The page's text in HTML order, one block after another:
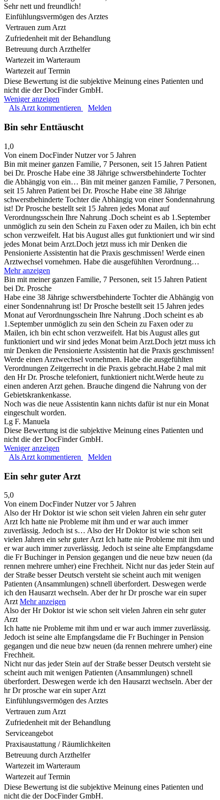
Sehr nett und freundlich!
Einfühlungsvermögen des Arztes
Vertrauen zum Arzt
Zufriedenheit mit der Behandlung
Betreuung durch Arzthelfer
Wartezeit im Warteraum
Wartezeit auf Termin
Diese Bewertung ist die subjektive Meinung eines Patienten und
nicht die der DocFinder GmbH.
Weniger anzeigen
Als Arzt kommentieren
Melden
Bin sehr Enttäuscht
1,0
Von einem DocFinder Nutzervor 5 Jahren
Bin mit meiner ganzen Familie, 7 Personen, seit 15 Jahren Patient
bei Dr. Prosche Habe eine 38 Jährige schwerstbehinderte Tochter
die Abhängig von ein… Bin mit meiner ganzen Familie, 7 Personen,
seit 15 Jahren Patient bei Dr. Prosche Habe eine 38 Jährige
schwerstbehinderte Tochter die Abhängig von einer Sondennahrung
ist! Dr Prosche bestellt seit 15 Jahren jedes Monat auf
Verordnungsschein Ihre Nahrung .Doch scheint es ab 1.September
unmöglich zu sein den Schein zu Faxen oder zu Mailen, ich bin echt
schon verzweifelt. Hat bis August alles gut funktioniert und wir sind
jedes Monat beim Arzt.Doch jetzt muss ich mir Denken die
Pensionierte Assistentin hat die Praxis geschmissen! Werde einen
Arztwechsel vornehmen. Habe die ausgefühlten Verordnung…
Mehr anzeigen
Bin mit meiner ganzen Familie, 7 Personen, seit 15 Jahren Patient
bei Dr. Prosche
Habe eine 38 Jährige schwerstbehinderte Tochter die Abhängig von
einer Sondennahrung ist! Dr Prosche bestellt seit 15 Jahren jedes
Monat auf Verordnungsschein Ihre Nahrung .Doch scheint es ab
1.September unmöglich zu sein den Schein zu Faxen oder zu
Mailen, ich bin echt schon verzweifelt. Hat bis August alles gut
funktioniert und wir sind jedes Monat beim Arzt.Doch jetzt muss ich
mir Denken die Pensionierte Assistentin hat die Praxis geschmissen!
Werde einen Arztwechsel vornehmen. Habe die ausgefühlten
Verordnungen Zeitgerrecht in die Praxis gebracht.Habe 2 mal mit
den Hr Dr. Prosche telefoniert, funktioniert nicht.Werde heute zu
einen anderen Arzt gehen. Brauche dingend die Nahrung von der
Gebietskrankenkasse.
Noch was die neue Assistentin kann nichts dafür ist nur ein Monat
eingeschult worden.
Lg F. Manuela
Diese Bewertung ist die subjektive Meinung eines Patienten und
nicht die der DocFinder GmbH.
Weniger anzeigen
Als Arzt kommentieren
Melden
Ein sehr guter Arzt
5,0
Von einem DocFinder Nutzervor 5 Jahren
Also der Hr Doktor ist wie schon seit vielen Jahren ein sehr guter
Arzt Ich hatte nie Probleme mit ihm und er war auch immer
zuverlässig. Jedoch ist s… Also der Hr Doktor ist wie schon seit
vielen Jahren ein sehr guter Arzt Ich hatte nie Probleme mit ihm und
er war auch immer zuverlässig. Jedoch ist seine alte Empfangsdame
die Fr Buchinger in Pension gegangen und die neue bzw neuen (da
rennen mehrere umher) eine Frechheit. Nicht nur das jeder Stein auf
der Straße besser Deutsch versteht sie scheint auch mit wenigen
Patienten (Ansammlungen) schnell überfordert. Deswegen werde
ich den Hausarzt wechseln. Aber der hr Dr prosche war ein super
Arzt Mehr anzeigen
Also der Hr Doktor ist wie schon seit vielen Jahren ein sehr guter
Arzt
Ich hatte nie Probleme mit ihm und er war auch immer zuverlässig.
Jedoch ist seine alte Empfangsdame die Fr Buchinger in Pension
gegangen und die neue bzw neuen (da rennen mehrere umher) eine
Frechheit.
Nicht nur das jeder Stein auf der Straße besser Deutsch versteht sie
scheint auch mit wenigen Patienten (Ansammlungen) schnell
überfordert. Deswegen werde ich den Hausarzt wechseln. Aber der
hr Dr prosche war ein super Arzt
Einfühlungsvermögen des Arztes
Vertrauen zum Arzt
Zufriedenheit mit der Behandlung
Serviceangebot
Praxisaustattung / Räumlichkeiten
Betreuung durch Arzthelfer
Wartezeit im Warteraum
Wartezeit auf Termin
Diese Bewertung ist die subjektive Meinung eines Patienten und
nicht die der DocFinder GmbH.